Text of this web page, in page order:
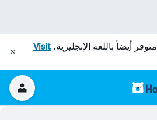
متوفر أيضاً باللغة الإنجليزية.Visit